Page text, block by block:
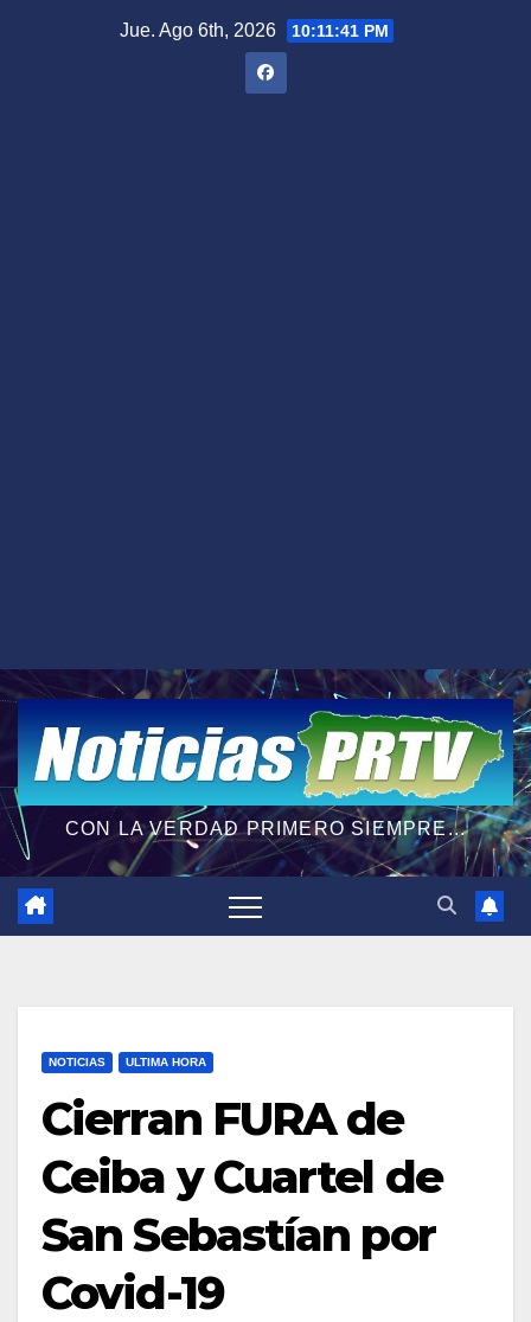
Jue. Ago 6th, 2026 10:11:42 PM
CON LA VERDAD PRIMERO SIEMPRE...
NOTICIAS ULTIMA HORA
Cierran FURA de
Ceiba y Cuartel de
San Sebastían por
Covid-19